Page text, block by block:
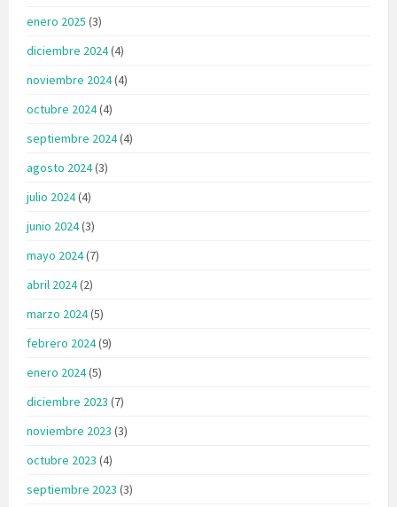
enero 2025 (3)
diciembre 2024(4)
noviembre 2024(4)
octubre 2024(4)
septiembre 2024(4)
agosto 2024(3)
julio 2024(4)
junio 2024(3)
mayo 2024(7)
abril 2024(2)
marzo 2024(5)
febrero 2024(9)
enero 2024(5)
diciembre 2023 (7)
noviembre 2023 (3)
octubre 2023 (4)
septiembre 2023 (3)